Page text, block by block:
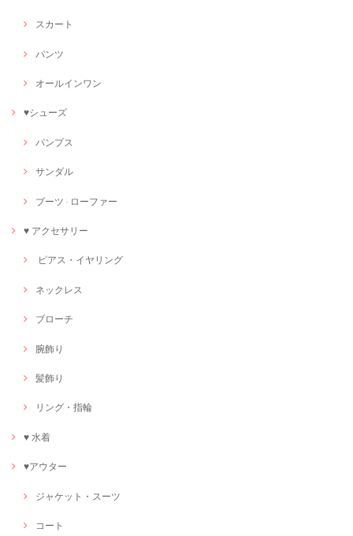
スカート
パンツ
オールインワン
♥シューズ
パンプス
サンダル
ブーツ · ローファー
♥ アクセサリー
ピアス・イヤリング
ネックレス
ブローチ
腕飾り
髪飾り
リング・指輪
♥ 水着
♥アウター
ジャケット・スーツ
コート